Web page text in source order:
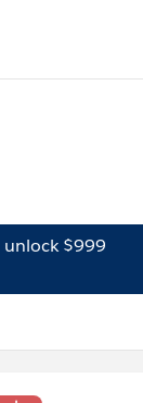
$999